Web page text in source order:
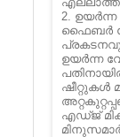
2.
ഫൈബർ
ഉയർന്ന
ഷീറ്റുകൾ
എഡ്ജ്